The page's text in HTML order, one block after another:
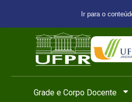
Ir para o
Grade e Corpo Docente